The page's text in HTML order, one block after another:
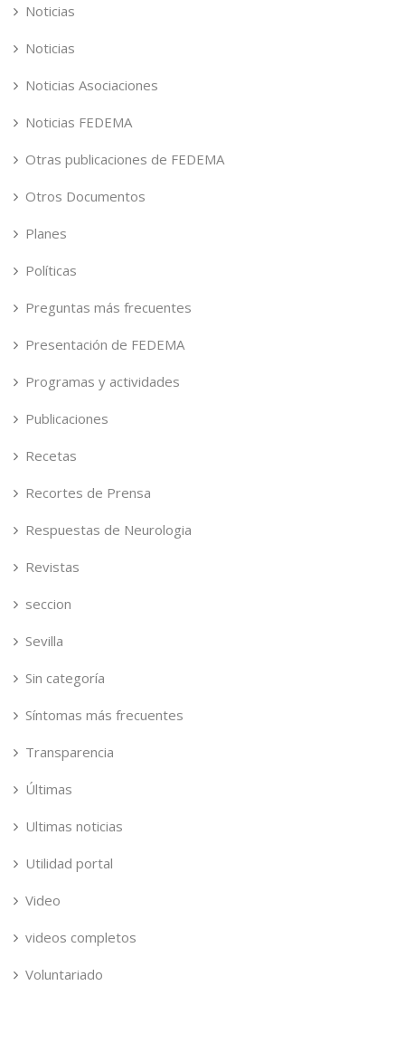
Noticias
Noticias
Noticias Asociaciones
Noticias FEDEMA
Otras publicaciones de FEDEMA
Otros Documentos
Planes
Políticas
Preguntas más frecuentes
Presentación de FEDEMA
Programas y actividades
Publicaciones
Recetas
Recortes de Prensa
Respuestas de Neurologia
Revistas
seccion
Sevilla
Sin categoría
Síntomas más frecuentes
Transparencia
Últimas
Ultimas noticias
Utilidad portal
Video
videos completos
Voluntariado